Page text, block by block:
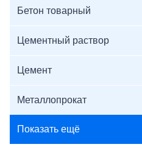
Бетон товарный
Цементный раствор
Цемент
Металлопрокат
Показать ещё